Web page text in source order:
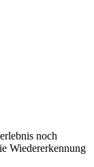
noch
Wiedererkennung